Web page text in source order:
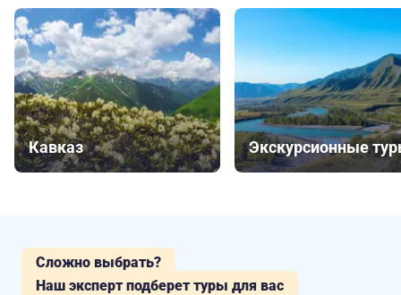
Кавказ Экскурсионные
Сложно выбрать?
Наш эксперт подберет туры для вас